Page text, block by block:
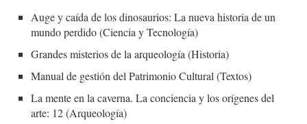
Auge y caída de los dinosaurios: La nueva historia de un
mundo perdido (Ciencia y Tecnología)
Grandes misterios de la arqueología (Historia)
Manual de gestión del Patrimonio Cultural (Textos)
La mente en la caverna. La conciencia y los orígenes del
arte: 12 (Arqueología)